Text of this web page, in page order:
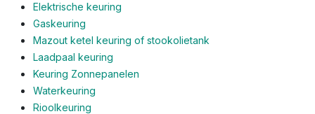
Elektrische keuring
Gaskeuring
Mazout ketel keuring of stookolietank
Laadpaal keuring
Keuring Zonnepanelen
Waterkeuring
Rioolkeuring